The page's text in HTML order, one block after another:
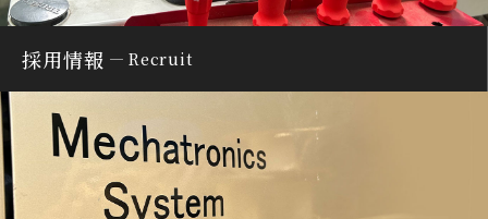
採用情報 Recruit